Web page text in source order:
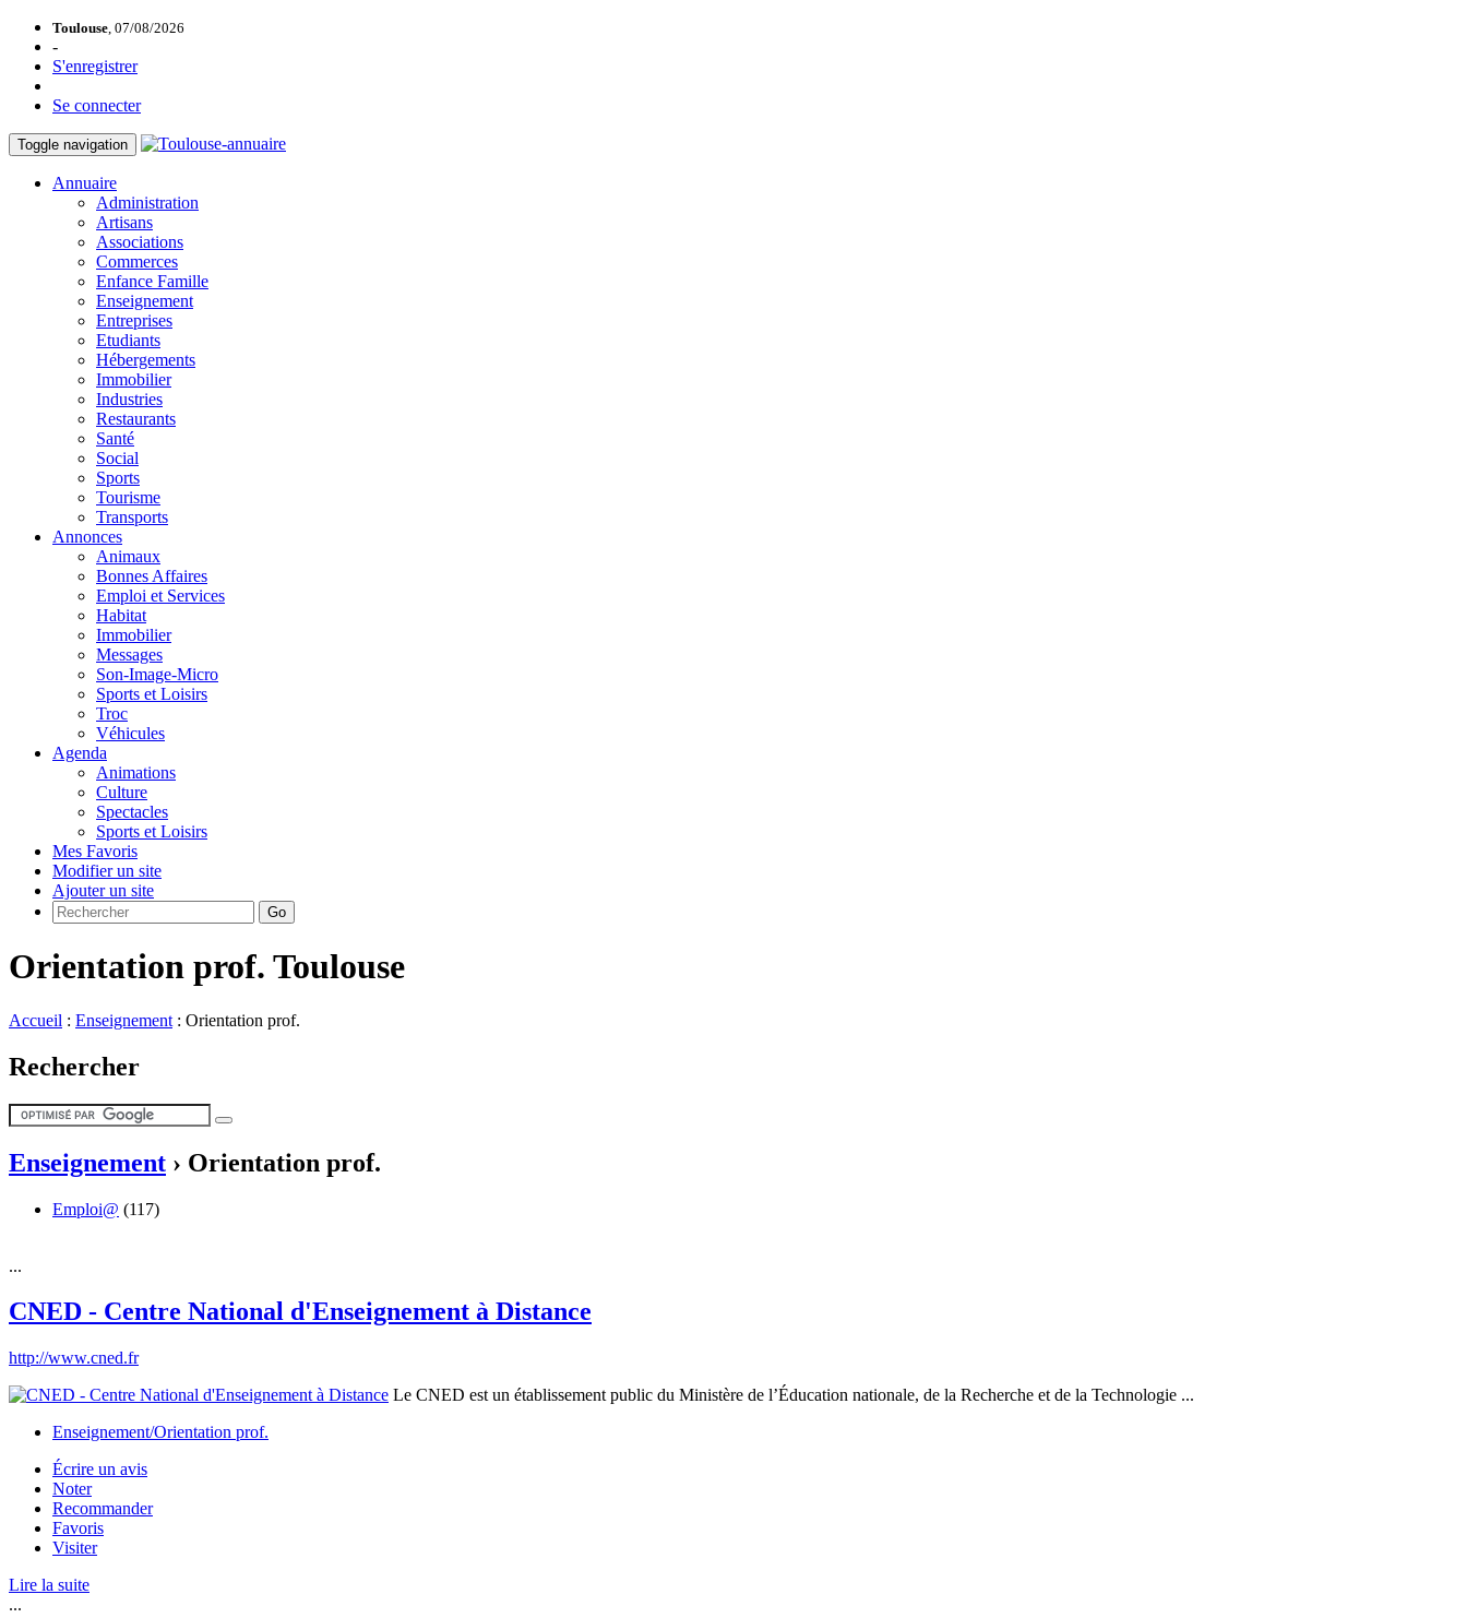
Toulouse, 07/08/2026
-
S'enregistrer
Se connecter
Toggle navigation
Annuaire
Administration
Artisans
Associations
Commerces
Enfance Famille
Enseignement
Entreprises
Etudiants
Hébergements
Immobilier
Industries
Restaurants
Santé
Social
Sports
Tourisme
Transports
Annonces
Animaux
Bonnes Affaires
Emploi et Services
Habitat
Immobilier
Messages
Son-Image-Micro
Sports et Loisirs
Troc
Véhicules
Agenda
Animations
Culture
Spectacles
Sports et Loisirs
Mes Favoris
Modifier un site
Ajouter un site
Go
Orientation prof. Toulouse
Accueil : Enseignement : Orientation prof.
Rechercher
Enseignement › Orientation prof.
Emploi@ (117)
...
CNED - Centre National d'Enseignement à Distance
http://www.cned.fr
Le CNED est un établissement public du Ministère de l’Éducation nationale, de la Recherche et de la Technologie ...
Enseignement/Orientation prof.
Écrire un avis
Noter
Recommander
Favoris
Visiter
Lire la suite
...